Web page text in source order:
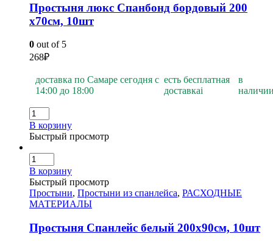
Простыня люкс Спанбонд бордовый 200
х70см, 10шт
0 out of 5
268₽
доставка по Самаре сегодня с
14:00 до 18:00
есть бесплатная
доставкаi
в
В корзину
Быстрый просмотр
В корзину
Быстрый просмотр
Простыни, Простыни из спанлейса, РАСХОДНЫЕ
МАТЕРИАЛЫ
Простыня Спанлейс белый 200х90см, 10шт